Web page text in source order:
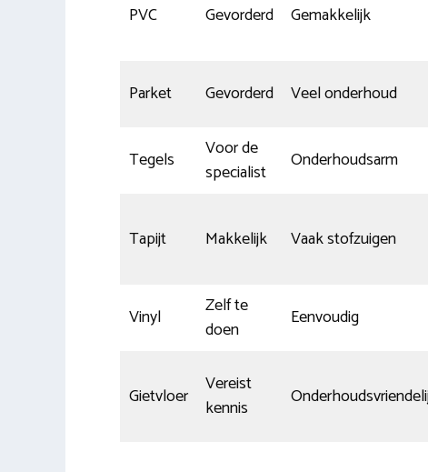
PVC Gevorderd Gemakkelijk
Parket
Gevorderd Veel onderhoud
Tegels
Voor de
specialist
Onderhoudsarm
Tapijt Makkelijk Vaak stofzuigen
Vinyl
Zelf te
doen
Eenvoudig
Gietvloer
Vereist
kennis